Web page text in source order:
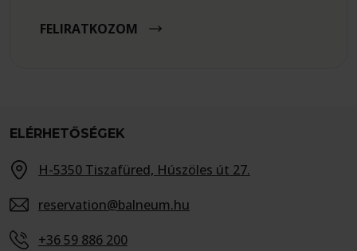
FELIRATKOZOM
ELÉRHETŐSÉGEK
H-5350 Tiszafüred, Húszöles út 27.
reservation@balneum.hu
+36 59 886 200